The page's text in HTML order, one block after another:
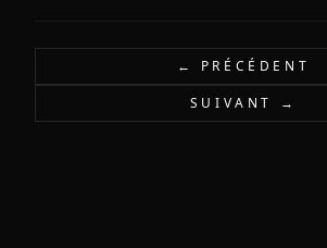
← PRÉCÉDENT
SUIVANT →